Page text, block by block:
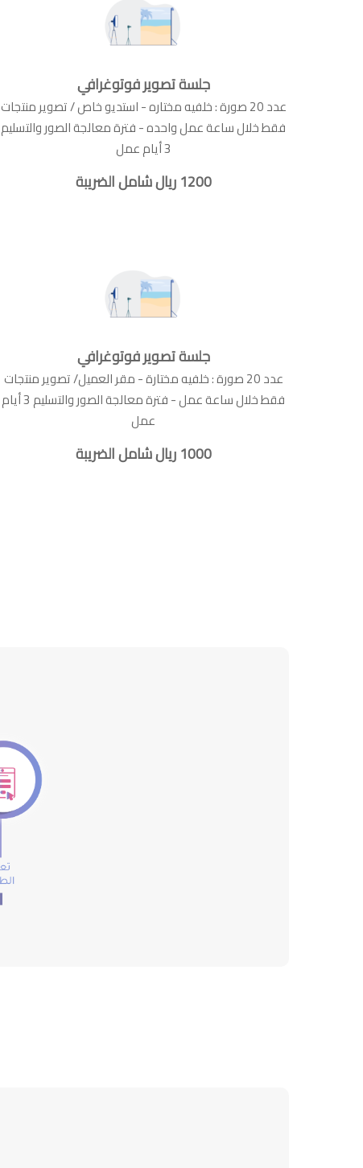
جلسة تصوير فوتوغرافي
عدد 20 صورة : خلفيه مختاره - استديو خاص / تصوير منتجات
فقط خلال ساعة عمل واحده - فترة معالجة الصور والتسليم
3 أيام عمل
1200 ريال شامل الضريبة
جلسة تصوير فوتوغرافي
عدد 20 صورة : خلفيه مختارة - مقر العميل/ تصوير منتجات
فقط خلال ساعة عمل - فترة معالجة الصور والتسليم 3 أيام
عمل
1000 ريال شامل الضريبة